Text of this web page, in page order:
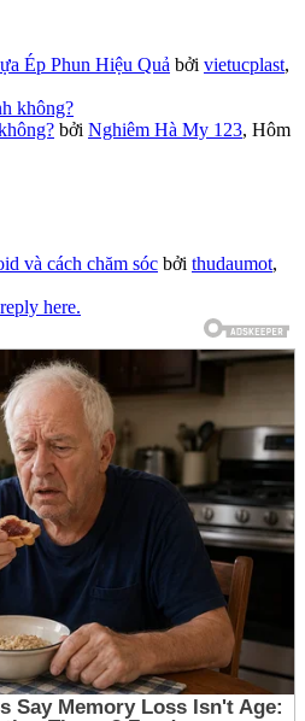
Ép Phun Hiệu Quả bởi vietucplast,
bởi Nghiêm Hà My 123, Hôm
và cách chăm sóc bởi thudaumot,
here.